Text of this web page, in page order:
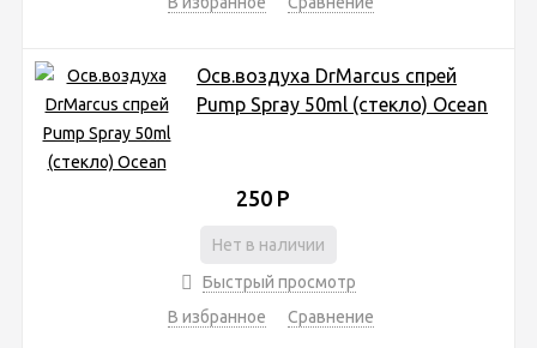
Осв.воздуха DrMarcus спрей
Pump Spray 50ml (стекло) Ocean
250 Р
Нет в наличии
Быстрый просмотр
В избранное
Сравнение